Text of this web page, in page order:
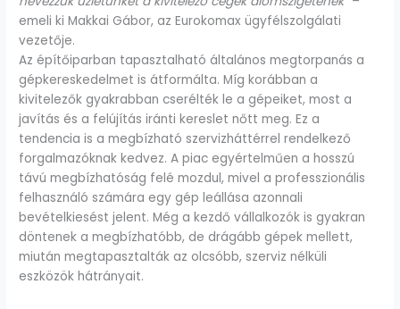
emeli ki Makkai Gábor, az Eurokomax ügyfélszolgálati
vezetője.
Az építőiparban tapasztalható általános megtorpanás a
gépkereskedelmet is átformálta. Míg korábban a
kivitelezők gyakrabban cserélték le a gépeiket, most a
javítás és a felújítás iránti kereslet nőtt meg. Ez a
tendencia is a megbízható szervizháttérrel rendelkező
forgalmazóknak kedvez. A piac egyértelműen a hosszú
távú megbízhatóság felé mozdul, mivel a professzionális
felhasználó számára egy gép leállása azonnali
bevételkiesést jelent. Még a kezdő vállalkozók is gyakran
döntenek a megbízhatóbb, de drágább gépek mellett,
miután megtapasztalták az olcsóbb, szerviz nélküli
eszközök hátrányait.